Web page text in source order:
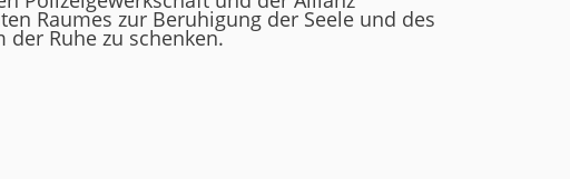
Raumes zur Beruhigung der Seele und des
Ruhe zu schenken.